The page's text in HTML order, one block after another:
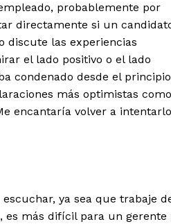
probablemente por
directamente si un
discute las experiencias
el lado positivo o el lado
condenado desde el
más optimistas como
encantaría volver a intentarlo
ya sea que trabaje
es más difícil para un gerente